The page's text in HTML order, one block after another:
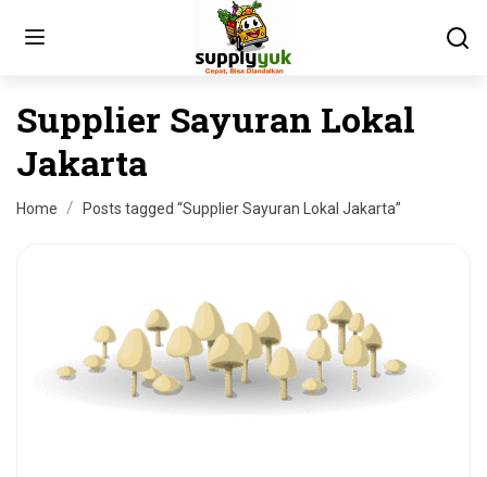
Supplier Sayuran Lokal
Jakarta
Home Posts tagged “Supplier Sayuran Lokal Jakarta”